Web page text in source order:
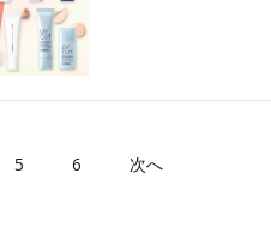
5 6 次へ